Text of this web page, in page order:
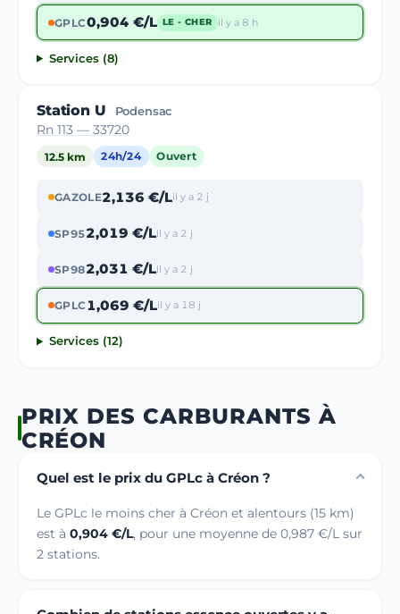
GPLC0,904 €/L LE - CHER il y a 8 h
Services (8)
Station U Podensac
Rn 113 — 33720
12.5 km 24h/24 Ouvert
GAZOLE2,136 €/Lil y a 2 j
SP952,019 €/Lil y a 2 j
SP982,031 €/Lil y a 2 j
GPLC1,069 €/Lil y a 18 j
Services (12)
PRIX DES CARBURANTS À
CRÉON
Quel est le prix du GPLc à Créon ?
Le GPLc le moins cher à Créon et alentours (15 km)
est à 0,904 €/L, pour une moyenne de 0,987 €/L sur
2 stations.